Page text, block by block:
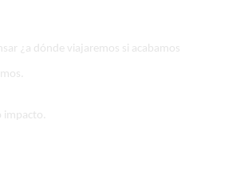
¿a dónde viajaremos si acabamos